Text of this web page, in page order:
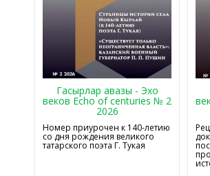
Гасырлар авазы - Эхо
веков Echo of centuries № 2
2026
Номер приурочен к 140-летию
со дня рождения великого
татарского поэта Г. Тукая